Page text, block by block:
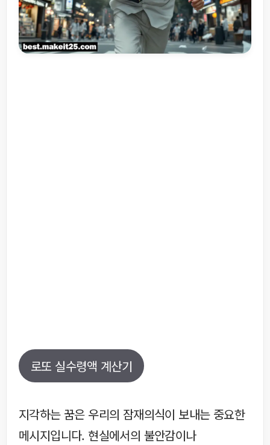
로또 실수령액 계산기
지각하는 꿈은 우리의 잠재의식이 보내는 중요한
메시지입니다. 현실에서의 불안감이나